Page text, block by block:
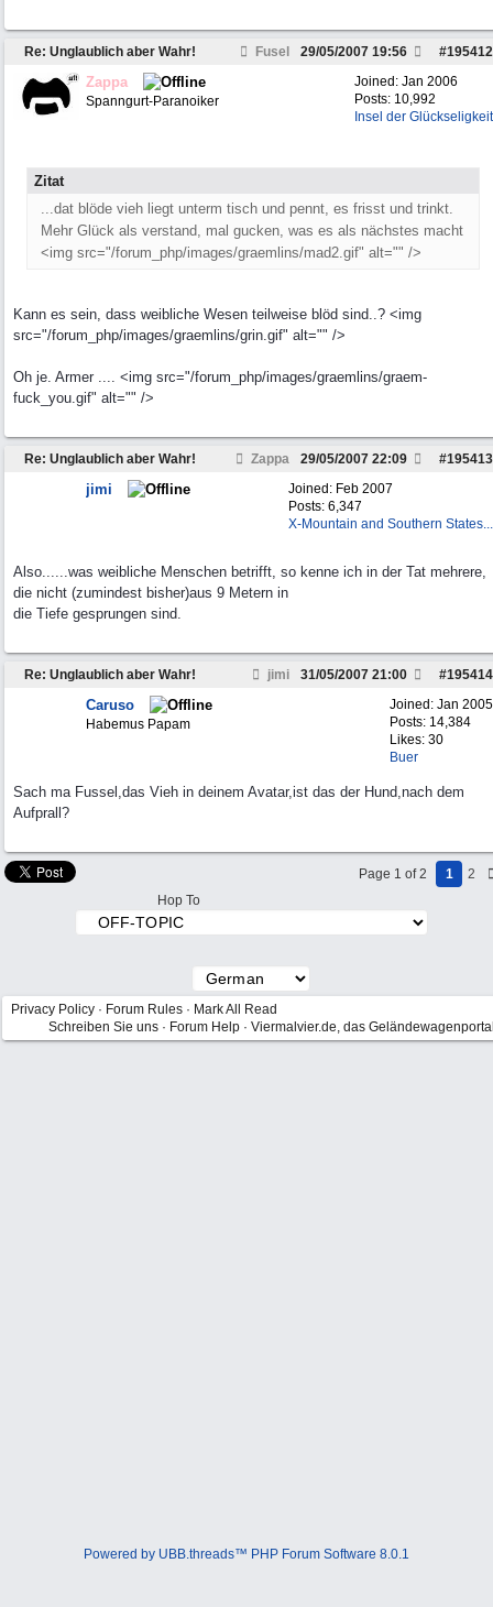
Re: Unglaublich aber Wahr! Fusel #195412
29/05/2007 19:56
Joined: Jan 2006
Posts: 10,992
Insel der Glückseligkeit
Zappa
Spanngurt-Paranoiker
Zitat
...dat blöde vieh liegt unterm tisch und pennt, es frisst und trinkt.
Mehr Glück als verstand, mal gucken, was es als nächstes macht
<img src="/forum_php/images/graemlins/mad2.gif" alt="" />
Kann es sein, dass weibliche Wesen teilweise blöd sind..? <img
src="/forum_php/images/graemlins/grin.gif" alt="" />
Oh je. Armer .... <img src="/forum_php/images/graemlins/graem-
fuck_you.gif" alt="" />
Re: Unglaublich aber Wahr! Zappa #195413
29/05/2007 22:09
Joined: Feb 2007
Posts: 6,347
X-Mountain and Southern States...
jimi
Also......was weibliche Menschen betrifft, so kenne ich in der Tat mehrere,
die nicht (zumindest bisher)aus 9 Metern in
die Tiefe gesprungen sind.
Re: Unglaublich aber Wahr! jimi #195414
31/05/2007 21:00
Joined: Jan 2005
Posts: 14,384
Likes: 30
Buer
Caruso
Habemus Papam
Sach ma Fussel,das Vieh in deinem Avatar,ist das der Hund,nach dem
Aufprall?
Page 1 of 2 1
2
Hop To
Privacy Policy · Forum Rules · Mark All Read
Schreiben Sie uns · Forum Help · Viermalvier.de, das
Powered by UBB.threads™ PHP Forum Software 8.0.1